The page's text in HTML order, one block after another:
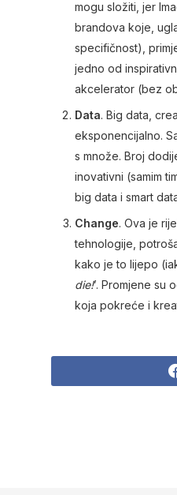
mogu složiti, jer
brandova koje,
specifičnost),
jedno od
akcelerator (bez
Data. Big data,
eksponencijalno.
s množe. Broj
inovativni (samim
big data i smart
Change. Ova je
tehnologije,
kako je to lijepo
die!’. Promjene su
koja pokreće i